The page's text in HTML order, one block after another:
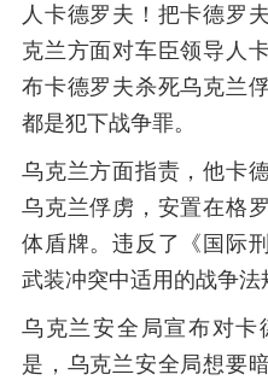
人卡德罗夫！把卡德罗
克兰方面对车臣领导人
布卡德罗夫杀死乌克兰
都是犯下战争罪。
乌克兰方面指责，他卡
乌克兰俘虏，安置在格
体盾牌。违反了《国际
武装冲突中适用的战争法
乌克兰安全局宣布对卡
是，乌克兰安全局想要